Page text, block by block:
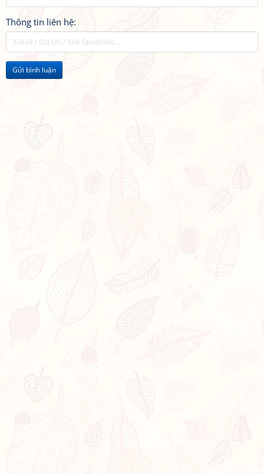
Thông tin liên hệ:
Gửi bình luận